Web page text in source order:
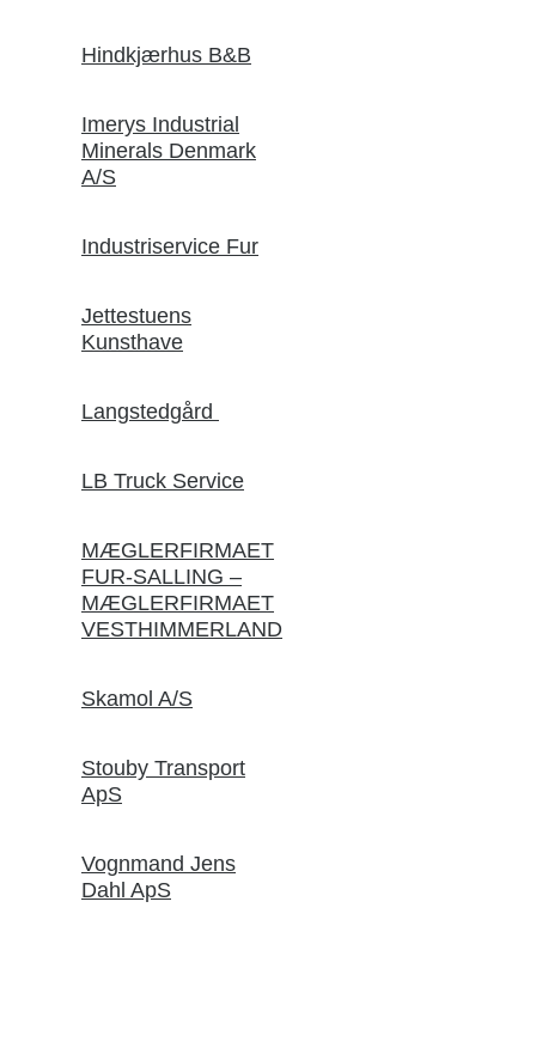
Hindkjærhus B&B
Imerys Industrial
Minerals Denmark
A/S
Industriservice Fur
Jettestuens
Kunsthave
Langstedgård
LB Truck Service
MÆGLERFIRMAET
FUR-SALLING –
MÆGLERFIRMAET
VESTHIMMERLAND
Skamol A/S
Stouby Transport
ApS
Vognmand Jens
Dahl ApS